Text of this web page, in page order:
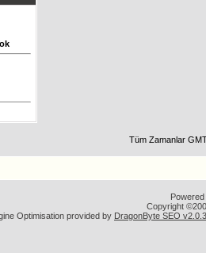
Tüm Zamanlar
Copyright
Optimisation provided by DragonByte SEO